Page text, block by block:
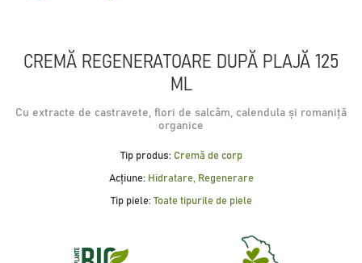
CREMĂ REGENERATOARE DUPĂ PLAJĂ 125
ML
Cu extracte de castravete, flori de salcâm, calendula și romaniță
organice
Tip produs: Cremă de corp
Acțiune: Hidratare, Regenerare
Tip piele: Toate tipurile de piele